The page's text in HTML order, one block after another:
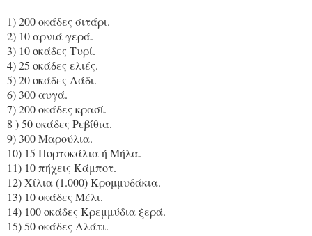
1) 200 οκάδες σιτάρι.
2) 10 αρνιά γερά.
3) 10 οκάδες Τυρί.
4) 25 οκάδες ελιές.
5) 20 οκάδες Λάδι.
6) 300 αυγά.
7) 200 οκάδες κρασί.
8 ) 50 οκάδες Ρεβίθια.
9) 300 Μαρούλια.
10) 15 Πορτοκάλια ή Μήλα.
11) 10 πήχεις Κάμποτ.
12) Χίλια (1.000) Κρομμυδάκια.
13) 10 οκάδες Μέλι.
14) 100 οκάδες Κρεμμύδια ξερά.
15) 50 οκάδες Αλάτι.